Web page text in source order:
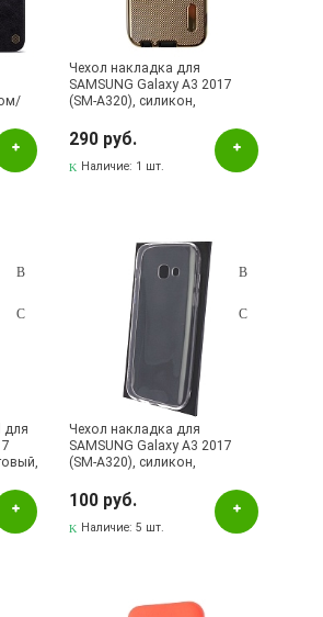
Чехол накладка для
SAMSUNG Galaxy A3 2017
(SM-A320), силикон,
золотистый
290 руб.
Наличие: 1 шт.
для
Чехол накладка для
SAMSUNG Galaxy A3 2017
(SM-A320), силикон,
прозрачный
100 руб.
Наличие:5 шт.